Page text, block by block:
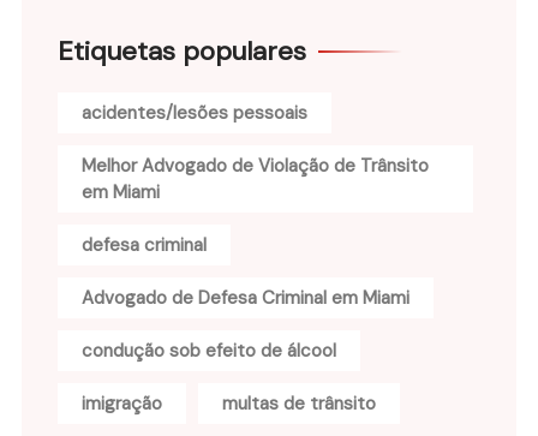
Etiquetas populares
acidentes/lesões pessoais
Melhor Advogado de Violação de Trânsito
em Miami
defesa criminal
Advogado de Defesa Criminal em Miami
condução sob efeito de álcool
imigração multas de trânsito